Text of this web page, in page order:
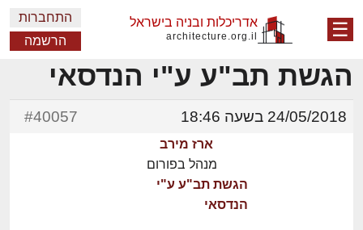
☰ אדריכלות ובניה בישראל
architecture.org.il
התחברות
הרשמה
הגשת תב"ע ע"י הנדסאי
24/05/2018 בשעה 18:46 #40057
ארז מירב
מנהל בפורום
הגשת תב"ע ע"י
הנדסאי